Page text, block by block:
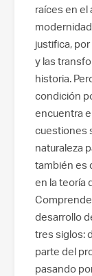
raíces en el
justifica,
y las
historia.
condición
encuentra
cuestiones
naturaleza
también es
en la teoría
desarrollo
tres siglos:
parte del
pasando